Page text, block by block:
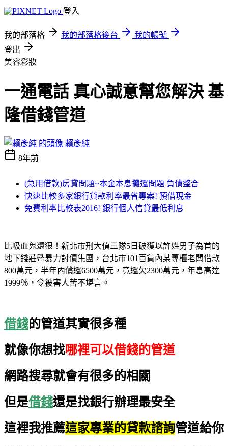
登入
我的部落格 我的部落格後台
我的帳號
登出
美容彩妝
一通電話 真心誠意幫您解決 基
隆借錢管道
賴彥純
8年前
(急用借款)房貸問題~本金本息攤還問題 負債整合
快速比較多家銀行貸款利率最省專案! 預借現金
免費利率比較表2016! 銀行個人信貸最低利息
比吸血鬼還狠！新北市刑大偵三隊5日破獲以許姓男子為首的
地下錢莊暨暴力討債集團，台北市101百貨內某專櫃老闆借款
800萬元，半年內償還6500萬元，竟還欠2300萬元，年息高達
1999％，令被害人苦不堪言。
借錢的管道其實很多種
就像你想找哪裡可以借錢的管道
網路搜尋就會有很多的相關
但是借錢還是找銀行辦理最安全
這裡我推薦這家專業的貸款諮詢管道給你